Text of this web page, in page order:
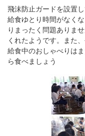
飛沫防止ガードを設置
給食ゆとり時間がなく
りまったく問題ありま
くれたようです。また
給食中のおしゃべりは
ら食べましょう